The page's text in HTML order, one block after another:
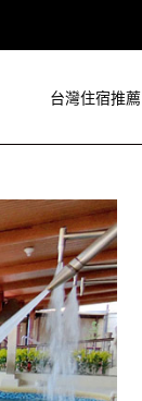
台灣住宿推薦